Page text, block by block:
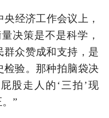
经济工作会议上，
决策是不是科学，
众赞成和支持，是
检验。那种拍脑袋决
股走人的‘三拍’现
”